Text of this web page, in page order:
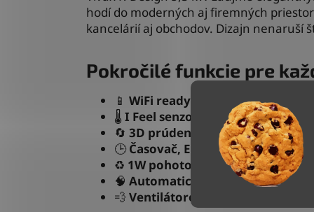
hodí do moderných aj firemných
kancelárií aj obchodov. Dizajn nenaruší
Pokročilé funkcie pre
📱 WiFi ready – jednoduché
🌡️ I Feel senzor
– regulácia podľa
🔄 3D prúdenie vzduchu–
🕒 Časovač, ECO režim a nočný
♻️ 1W pohotovostný režim–
🧠 Automatický reštart a pamäť
💨 Ventilátorový režim